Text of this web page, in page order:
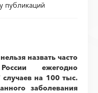
публикаций
назвать часто
ежегодно
случаев на 100 тыс.
заболевания